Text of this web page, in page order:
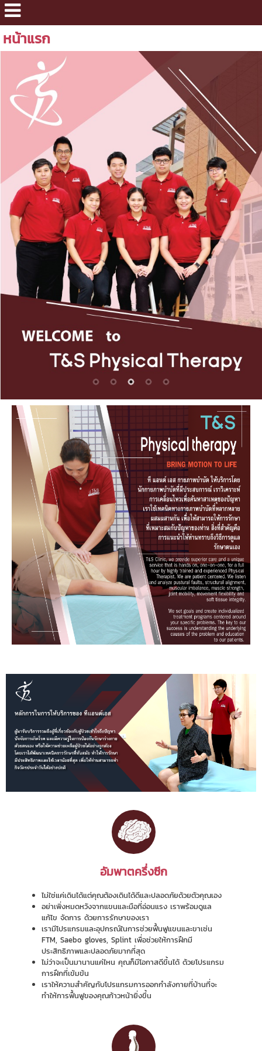
หน้าแรก
อัมพาตครึ่งซีก
ไม่ใช่แค่เดินได้แต่คุณต้องเดินได้ดีและปลอดภัยด้วยตัวคุณเอง
อย่าเพิ่งหมดหวังจากแขนและมือที่อ่อนแรง เราพร้อมดูแล
แก้ไข จัดการ ด้วยการรักษาของเรา
เรามีโปรแกรมและอุปกรณ์ในการช่วยฟื้นฟูแขนและขาเช่น
FTM, Saebo gloves, Splint เพื่อช่วยให้การฝึกมี
ประสิทธิภาพและปลอดภัยมากที่สุด
ไม่ว่าจะเป็นมานานแค่ไหน คุณก็มีโอกาสดีขึ้นได้ ด้วยโปรแกรม
การฝึกที่เข้มข้น
เราให้ความสำคัญกับโปรแกรมการออกกำลังกายที่บ้านที่จะ
ทำให้การฟื้นฟูของคุณก้าวหน้ายิ่งขึ้น